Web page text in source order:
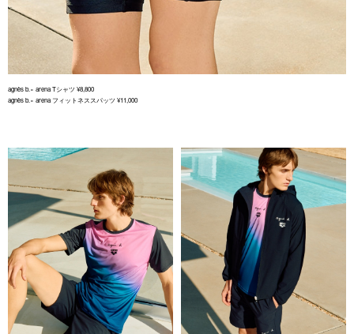
agnès b.× arena Tシャツ ¥8,800
agnès b.× arena フィットネススパッツ ¥11,000